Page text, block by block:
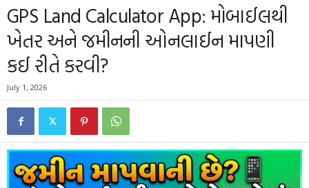
GPS Land Calculator App: મોબાઈલથી
ખેતર અને જમીનની ઓનલાઈન માપણી
કઈ રીતે કરવી?
July 1, 2026